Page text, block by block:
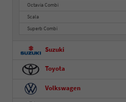
Octavia Combi
Scala
Superb Combi
Suzuki
Toyota
Volkswagen